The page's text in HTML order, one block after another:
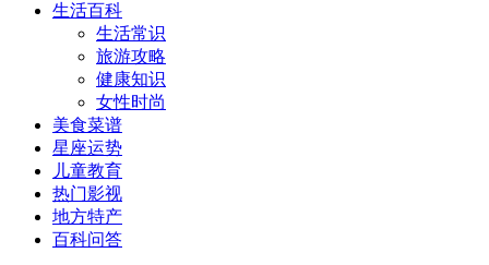
生活百科
生活常识
旅游攻略
健康知识
女性时尚
美食菜谱
星座运势
儿童教育
热门影视
地方特产
百科问答